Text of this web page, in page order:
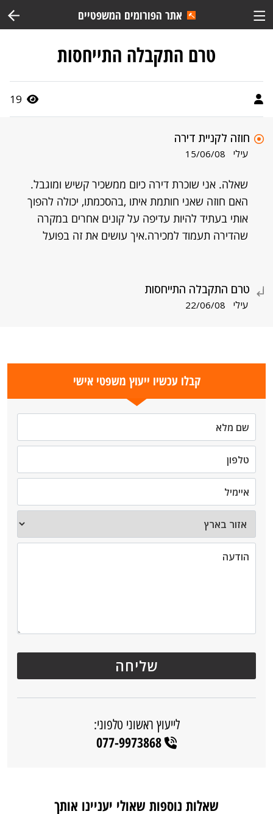
אתר הפורומים המשפטיים
טרם התקבלה התייחסות
19
חוזה לקניית דירה
עילי 15/06/08
שאלה. אני שוכרת דירה כיום ממשכיר קשיש ומוגבל.
האם חוזה שאני חותמת איתו ,בהסכמתו, יכולה להפוך
אותי בעתיד להיות עדיפה על קונים אחרים במקרה
שהדירה תעמוד למכירה.איך עושים את זה בפועל
טרם התקבלה התייחסות
עילי 22/06/08
קבלו עכשיו ייעוץ משפטי אישי
לייעוץ ראשוני טלפוני:
077-9973868
שאלות נוספות שאולי יעניינו אותך